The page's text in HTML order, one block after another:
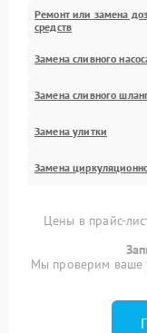
Ремонт или замена
средств
Замена сливного
Замена сливного
Замена улитки
Замена
Цены в прайс-
Мы проверим ваше